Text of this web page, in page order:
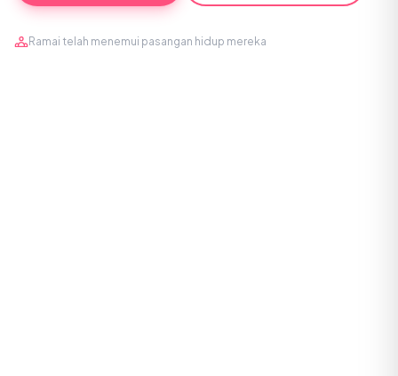
Ramai telah menemui pasangan hidup mereka